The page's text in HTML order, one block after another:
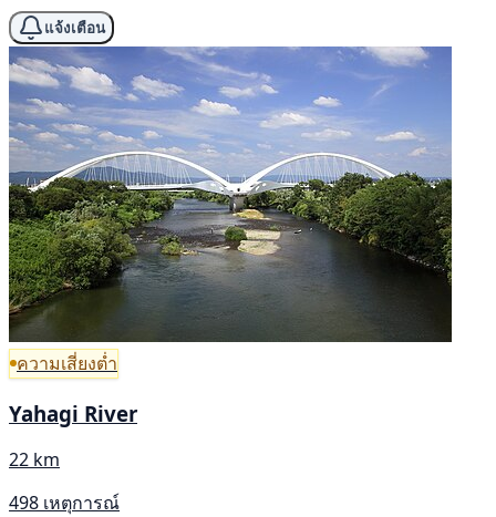
แจ้งเตือน
ความเสี่ยงต่ำ
Yahagi River
22 km
498 เหตุการณ์